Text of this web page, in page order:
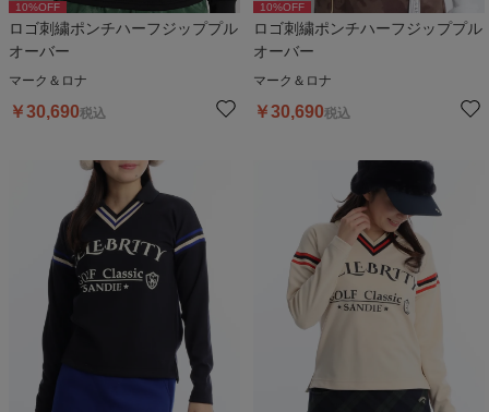
10%OFF
ロゴ刺繍ポンチハーフジッププル
オーバー
マーク＆ロナ
￥30,690税込
10%OFF
ロゴ刺繍ポンチハーフジッププル
オーバー
マーク＆ロナ
￥30,690税込